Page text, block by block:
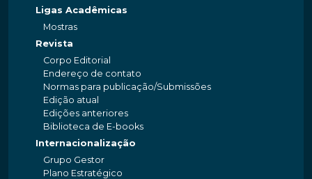
Ligas Acadêmicas
Mostras
Revista
Corpo Editorial
Endereço de contato
Normas para publicação/Submissões
Edição atual
Edições anteriores
Biblioteca de E-books
Internacionalização
Grupo Gestor
Plano Estratégico